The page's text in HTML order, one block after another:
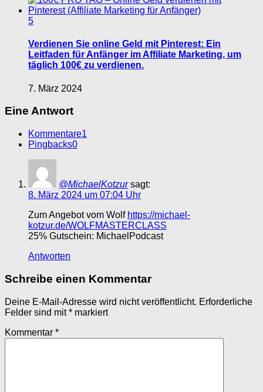
5
Verdienen Sie online Geld mit Pinterest: Ein
Leitfaden für Anfänger im Affiliate Marketing, um
täglich 100€ zu verdienen.
7. März 2024
Eine Antwort
Kommentare1
Pingbacks0
@MichaelKotzur sagt:
8. März 2024 um 07:04 Uhr
Zum Angebot vom Wolf https://michael-
kotzur.de/WOLFMASTERCLASS
25% Gutschein: MichaelPodcast
Antworten
Schreibe einen Kommentar
Deine E-Mail-Adresse wird nicht veröffentlicht. Erforderliche
Felder sind mit* markiert
Kommentar *